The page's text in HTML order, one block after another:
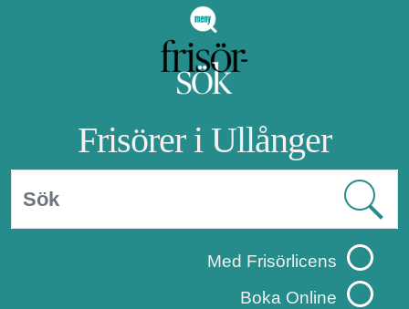
Frisörer i Ullånger
Med Frisörlicens
Boka Online